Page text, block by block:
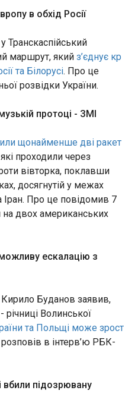
КМДА.
вибухи
в Києві зранку 8
наш власний
У Києві
укриття цивільного
КМДА.
не продавати
35
міністр Ізраїлю
Нетаньягу виступив
про продовж
стелс-винищувачів F-
, очільник
уряду публічно
такий крок,
Штатів".
перепрограмувати
в обхід Росії
Транскаспійський
маршрут, якийз’єднує кр
та Білорусі. Про це
розвідки України.
протоці - ЗМІ
щонайменше дві ракет
проходили через
вівторка, поклавши
досягнутій у межах
Про це повідомив 7
двох американських
ескалацію з
Буданов заявив,
Волинської
та Польщі може зрост
в інтерв’ю РБК-
вбили підозрювану